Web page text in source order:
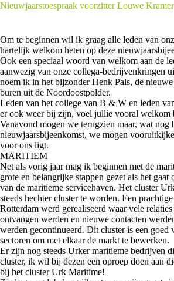
Nieuwjaarstoespraak voorzitter Louwe Kramer
Om te beginnen wil ik graag alle leden van
hartelijk welkom heten op deze
Ook een speciaal woord van welkom aan de
aanwezig van onze collega-bedrijvenkringen
noem ik in het bijzonder Henk Pals, de
buren uit de Noordoostpolder.
Leden van het college van B & W en leden
er ook weer bij zijn, voel jullie vooral welkom
Vanavond mogen we terugzien maar, wat nog
nieuwjaarsbijeenkomst, we mogen
voor ons ligt.
MARITIEM
Net als vorig jaar mag ik beginnen met de
grote en belangrijke stappen gezet als het
van de maritieme servicehaven. Het cluster
steeds hechter cluster te worden. Een
Rotterdam werd gerealiseerd waar vele
ontvangen werden en nieuwe contacten
werden gecontinueerd. Dit cluster is een goed
sectoren om met elkaar de markt te bewerken.
Er zijn nog steeds Urker maritieme bedrijven
cluster, ik wil bij dezen een oproep doen aan
bij het cluster Urk Maritime!